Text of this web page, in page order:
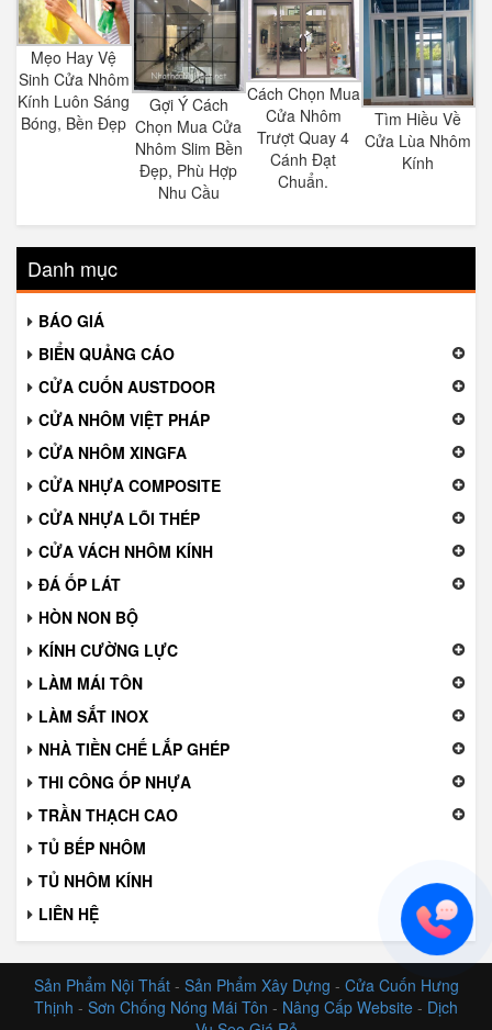
Mẹo Hay Vệ
Sinh Cửa Nhôm
Kính Luôn Sáng
Bóng, Bền Đẹp
Gợi Ý Cách
Chọn Mua Cửa
Nhôm Slim Bền
Đẹp, Phù Hợp
Nhu Cầu
Cách Chọn Mua
Cửa Nhôm
Trượt Quay 4
Cánh Đạt
Chuẩn.
Tìm Hiều Về
Cửa Lùa Nhôm
Kính
Danh mục
BÁO GIÁ
BIỂN QUẢNG CÁO
CỬA CUỐN AUSTDOOR
CỬA NHÔM VIỆT PHÁP
CỬA NHÔM XINGFA
CỬA NHỰA COMPOSITE
CỬA NHỰA LÕI THÉP
CỬA VÁCH NHÔM KÍNH
ĐÁ ỐP LÁT
HÒN NON BỘ
KÍNH CƯỜNG LỰC
LÀM MÁI TÔN
LÀM SẮT INOX
NHÀ TIỀN CHẾ LẮP GHÉP
THI CÔNG ỐP NHỰA
TRẦN THẠCH CAO
TỦ BẾP NHÔM
TỦ NHÔM KÍNH
LIÊN HỆ
Sản Phẩm Nội Thất- Sản Phẩm Xây Dựng - Cửa Cuốn Hưng
Thịnh - Sơn Chống Nóng Mái Tôn - Nâng Cấp Website - Dịch